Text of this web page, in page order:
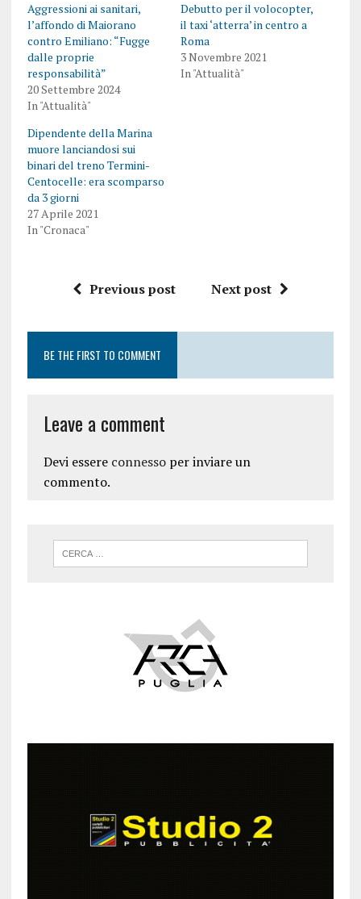
Aggressioni ai sanitari,
l’affondo di Maiorano
contro Emiliano: “Fugge
dalle proprie
responsabilità”
20 Settembre 2024
In "Attualità"
Debutto per il volocopter,
il taxi ‘atterra’ in centro a
Roma
3 Novembre 2021
In "Attualità"
Dipendente della Marina
muore lanciandosi sui
binari del treno Termini-
Centocelle: era scomparso
da 3 giorni
27 Aprile 2021
In "Cronaca"
Previous post Next post
BE THE FIRST TO COMMENT
Leave a comment
Devi essere connessoper inviare un
commento.